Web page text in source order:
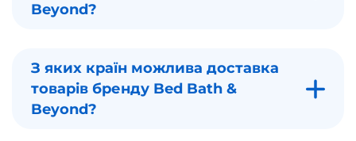
Beyond?
З яких країн можлива доставка
товарів бренду Bed Bath &
Beyond?